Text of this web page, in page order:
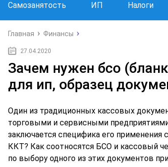
Самозанятость ИП Налоги
Главная Финансы
27.04.2020
Зачем нужен бсо
для ип, образец
Один из традиционных кассовых
торговыми и сервисными
заключается специфика его применения
ККТ? Как соотносятся БСО и кассовый
по выбору одного из этих документов